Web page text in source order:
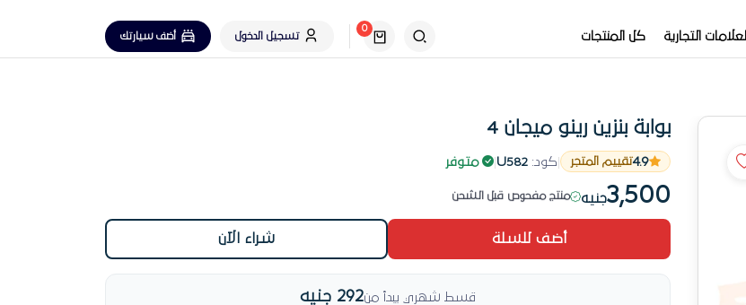
العلامات التجارية كل المنتجات
0
تسجيل الدخول
أضف سيارتك
بوابة بنزين رينو ميجان 4
4.9تقييم المتجر كود: U582 متوفر
3,500جنيه
رقم 3 طلباً في بوابة هواء
منتج مفحوص قبل الشحن
من قطع الأسبوع الأكثر طلباً في بوابة هواء
من الأكثر مبيعاً في بوابة هواء الشهر الحالي
أضف للسلة شراء الآن
قسط شهري يبدأ من292 جنيه